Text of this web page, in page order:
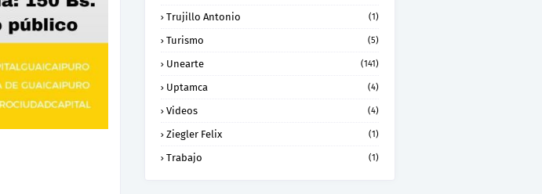
Trujillo Antonio (1)
Turismo (5)
Unearte (141)
Uptamca (4)
Videos (4)
Ziegler Felix (1)
Trabajo (1)